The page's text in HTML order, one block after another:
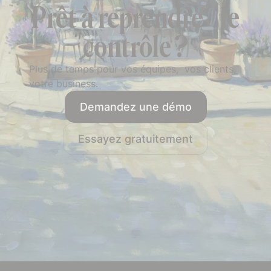
Prêt à reprendre le
contrôle ?
Plus de temps pour vos équipes, vos clients,
votre business.
Demandez une démo
Essayez gratuitement